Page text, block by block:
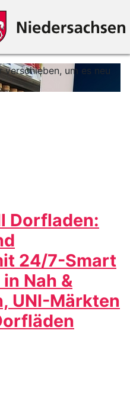
verschieben, um es neu
Dorfladen:
24/7-Smart
Nah &
UNI-Märkten